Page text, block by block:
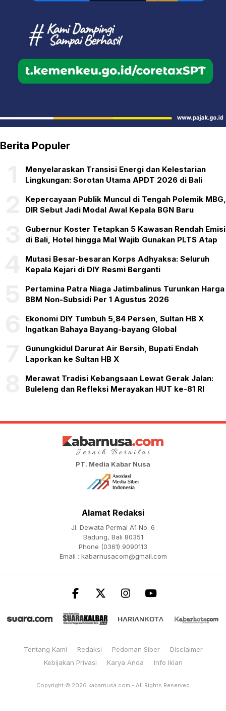
Berita Populer
Menyelaraskan Transisi Energi dan Kelestarian
Lingkungan: Sorotan Utama APDT 2026 di Bali
Kepercayaan Publik Muncul di Tengah Polemik MBG,
DIR Sebut Jadi Modal Awal Kepala BGN Baru
Gubernur Koster Tetapkan 5 Kawasan Rendah Emisi
di Bali, Hotel hingga Mal Wajib Gunakan PLTS Atap
Mutasi Besar-besaran Korps Adhyaksa: Seluruh
Kepala Kejari di DIY Resmi Berganti
Pertamina Patra Niaga Jatimbalinus Turunkan Harga
BBM Non-Subsidi Per 1 Agustus 2026
Ekonomi DIY Tumbuh 5,84 Persen, Sultan HB X
Ingatkan Bahaya Bayang-bayang Global
Gunungkidul Darurat Air Bersih, Bupati Endah
Laporkan ke Sultan HB X
Merawat Tradisi Kebangsaan Lewat Gerak Jalan:
Buleleng dan Refleksi Merayakan HUT ke-81 RI
PT. Media Kabar Nusa
Alamat Redaksi
Jl. Dewata Permai A1 No. 6
Badung, Bali 80351
Phone (0361) 9090113
Email : kabarnusacom@gmail.com
Tentang Kami Redaksi Pedoman Siber
Disclaimer
Kebijakan Privasi
Karya Anda Info Iklan
Copyright © 2026 kabarnusa.com - All Rights Reserved